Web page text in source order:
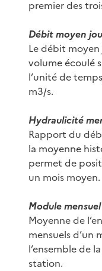
premier des
Débit moyen
Le débit
volume écoulé
l’unité de
m3/s.
Hydraulicité
Rapport du
la moyenne
permet de
un mois moyen.
Module mensuel
Moyenne de
mensuels d’un
l’ensemble de
station.